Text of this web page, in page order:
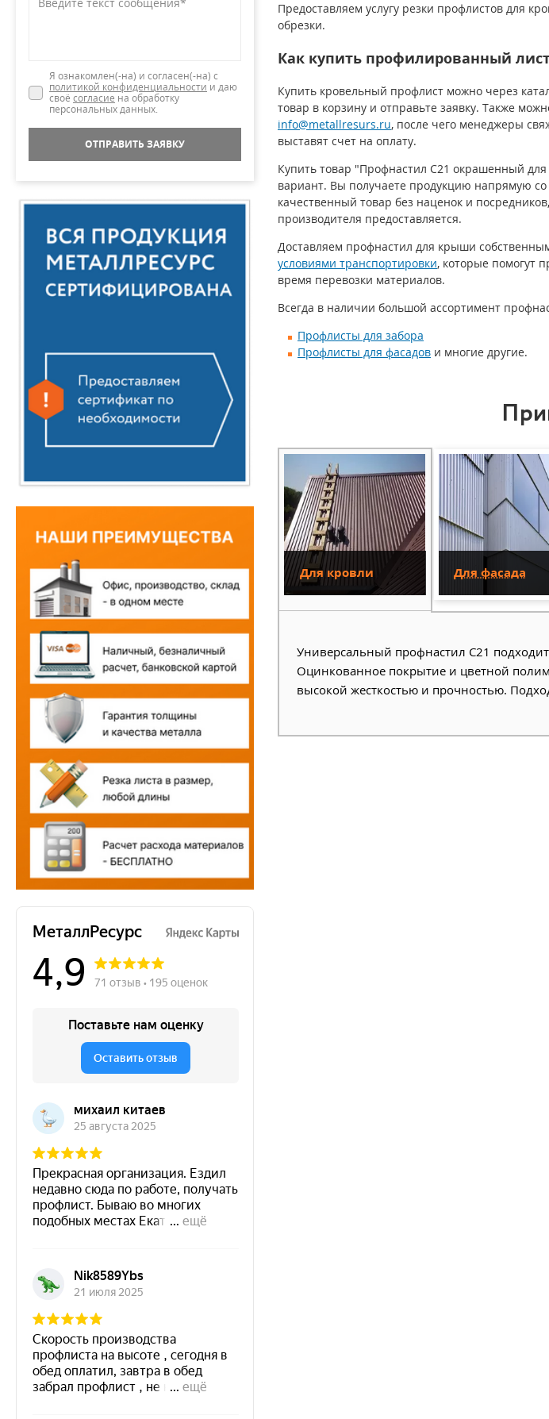
Я ознакомлен(-на) и согласен(-на) с
политикой конфиденциальности и даю
своё согласие на обработку
персональных данных.
ОТПРАВИТЬ ЗАЯВКУ
Предоставляем услугу резки профлистов для
обрезки.
Как купить профилированный
Купить кровельный профлист можно через
товар в корзину и отправьте заявку. Также
info@metallresurs.ru, после чего менеджеры
выставят счет на оплату.
Купить товар "Профнастил С21 окрашенный
вариант. Вы получаете продукцию напрямую со
качественный товар без наценок и
производителя предоставляется.
Доставляем профнастил для крыши
условиями транспортировки, которые помогут
время перевозки материалов.
Всегда в наличии большой ассортимент
Профлисты для забора
Профлисты для фасадов и многие другие.
Для кровли Для фасада
Универсальный профнастил С21
Оцинкованное покрытие и цветной
высокой жесткостью и прочностью.